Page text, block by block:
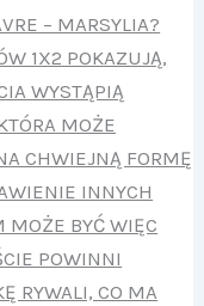
– MARSYLIA?
1X2 POKAZUJĄ,
WYSTĄPIĄ
MOŻE
CHWIEJNĄ FORMĘ
INNYCH
MOŻE BYĆ WIĘC
POWINNI
RYWALI, CO MA